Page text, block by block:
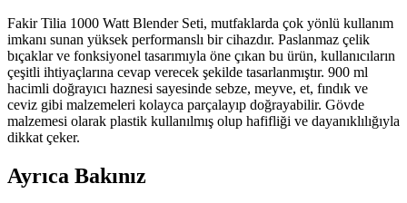
Fakir Tilia 1000 Watt Blender Seti, mutfaklarda çok yönlü kullanım
imkanı sunan yüksek performanslı bir cihazdır. Paslanmaz çelik
bıçaklar ve fonksiyonel tasarımıyla öne çıkan bu ürün, kullanıcıların
çeşitli ihtiyaçlarına cevap verecek şekilde tasarlanmıştır. 900 ml
hacimli doğrayıcı haznesi sayesinde sebze, meyve, et, fındık ve
ceviz gibi malzemeleri kolayca parçalayıp doğrayabilir. Gövde
malzemesi olarak plastik kullanılmış olup hafifliği ve dayanıklılığıyla
dikkat çeker.
Ayrıca Bakınız